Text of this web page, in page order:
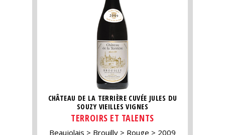
CHÂTEAU DE LA TERRIÈRE CUVÉE JULES DU
SOUZY VIEILLES VIGNES
TERROIRS ET TALENTS
Beaujolais Brouilly Rouge 2009